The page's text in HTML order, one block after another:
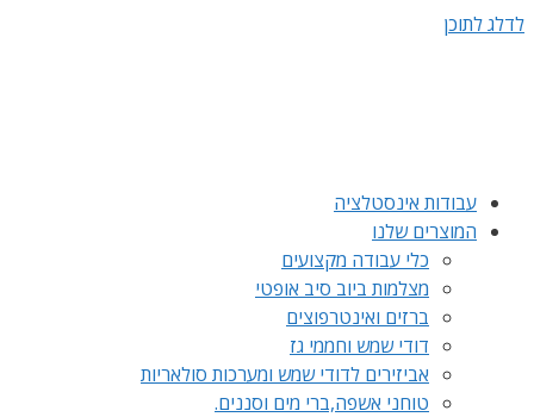
לדלג לתוכן
עבודות אינסטלציה
המוצרים שלנו
כלי עבודה מקצועים
מצלמות ביוב סיב אופטי
ברזים ואינטרפוצים
דודי שמש וחממי גז
אביזירים לדודי שמש ומערכות סולאריות
טוחני אשפה,ברי מים וסננים.